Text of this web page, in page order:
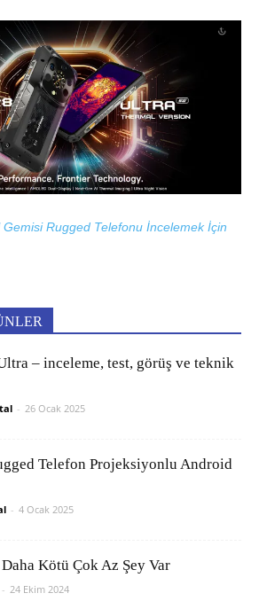
Rugged Telefonu İncelemek İçin
– inceleme, test, görüş ve teknik
- 26 Ocak 2025
Telefon Projeksiyonlu Android
- 4 Ocak 2025
Daha Kötü Çok Az Şey Var
- 24 Ekim 2024